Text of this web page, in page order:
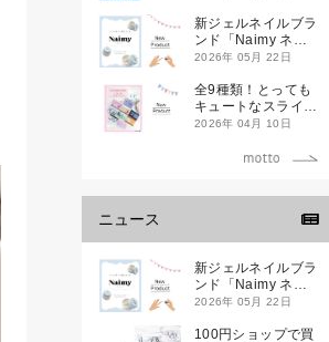
新ジェルネイルブラ
ンド「Naimy ネイ
ミィ」が誕生します
2026年 05月 22日
全9種類！とっても
キュートなスライダ
ーケースが新登場し
2026年 04月 10日
ニュース
新ジェルネイルブラ
ンド「Naimy ネイ
ミィ」が誕生します
2026年 05月 22日
100円ショップで買